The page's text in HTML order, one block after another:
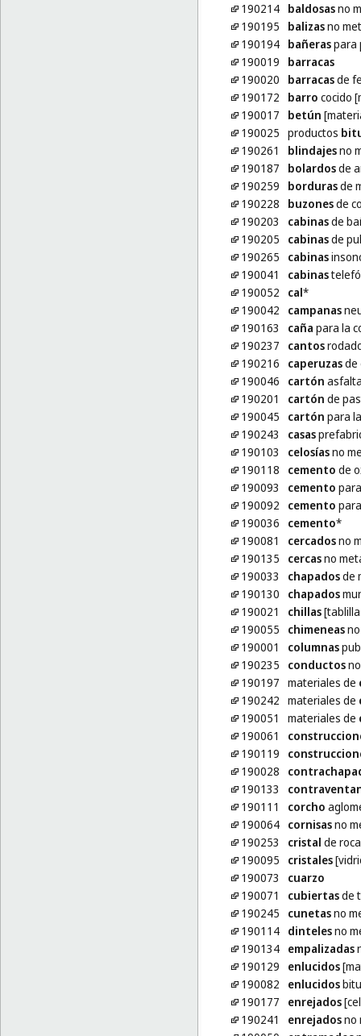
190214 baldosasno
190195
balizasno
190194 bañeraspara
190019
barracas
190020
barracasde
190172
barro cocido
190017
betún
190025 productos
190261
blindajesno
190187
bolardosde
190259
bordurasde
190228
buzonesde
190203
cabinasde
190205
cabinasde
190265
cabinas
190041
cabinas
190052
cal*
190042
campanas
190163
caña para la
190237
cantos
190216
caperuzasde
190046
cartón
190201
cartón de
190045
cartón para
190243
casas
190103
celosíasno
190118
cemento de
190093
cemento
190092
cemento
190036
cemento*
190081
cercadosno
190135
cercasno
190033
chapadosde
190130
chapados
190021
chillas
190055
chimeneasno
190001
columnas
190235
conductosno
190197 materiales de
190242 materiales de
190051
materiales de
190061
190119
190028
190133
190111
corcho
190064 cornisasno
190253
cristal de roca
190095
cristales
190073
cuarzo
190071
cubiertasde
190245
cunetasno
190114 dintelesno
190134 empalizadas
190129
enlucidos
190082
enlucidos
190177
enrejados
190241
enrejadosno